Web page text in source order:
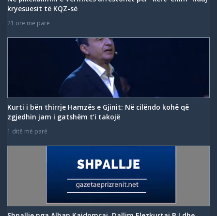
kryesuesit të KQZ-së
21 orë më parë
Kurti i bën thirrje Hamzës e Gjinit: Në cilëndo kohë që
zgjedhin jam i gatshëm t’i takojë
1 ditë më parë